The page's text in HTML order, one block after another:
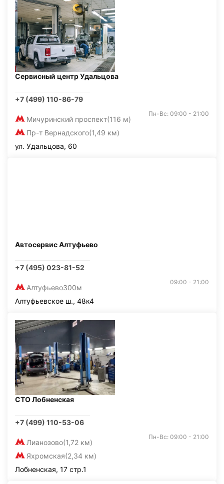
Сервисный центр Удальцова
+7 (499) 110-86-79
Мичуринский проспект(116 м)
Пр-т Вернадского(1,49 км)
Пн-Вс: 09:00 - 21:00
ул. Удальцова, 60
Автосервис Алтуфьево
+7 (495) 023-81-52
Алтуфьево300м
09:00 - 21:00
Алтуфьевское ш., 48к4
СТО Лобненская
+7 (499) 110-53-06
Лианозово(1,72 км)
Яхромская(2,34 км)
Пн-Вс: 09:00 - 21:00
Лобненская, 17 стр.1